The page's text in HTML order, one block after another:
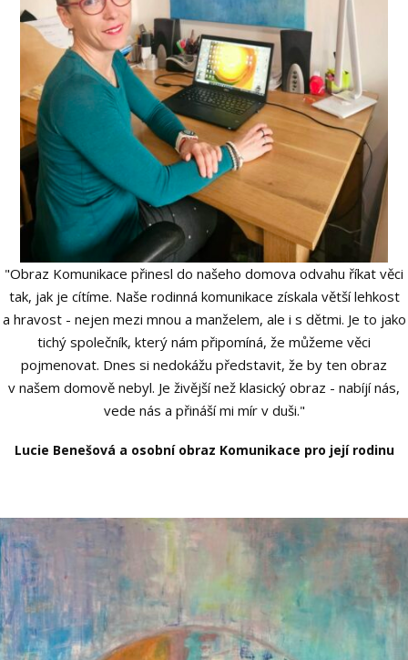
"Obraz Komunikace přinesl do našeho domova odvahu říkat věci
tak, jak je cítíme. Naše rodinná komunikace získala větší lehkost
a hravost - nejen mezi mnou a manželem, ale i s dětmi. Je to jako
tichý společník, který nám připomíná, že můžeme věci
pojmenovat. Dnes si nedokážu představit, že by ten obraz
v našem domově nebyl. Je živější než klasický obraz - nabíjí nás,
vede nás a přináší mi mír v duši."
Lucie Benešová a osobní obraz Komunikace pro její rodinu